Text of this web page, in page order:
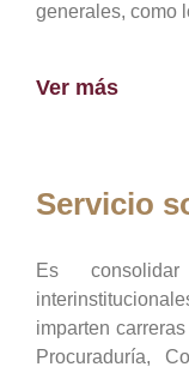
generales, como
Ver más
Servicio
Es
imparten
Procuraduría,